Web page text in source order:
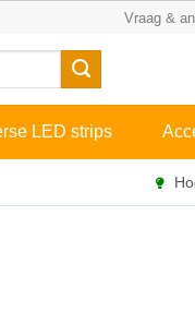
Vraag &
LED strips